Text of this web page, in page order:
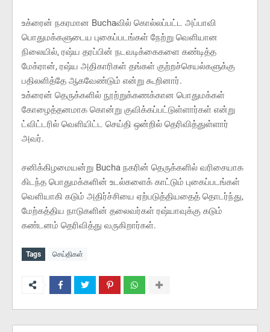
உக்ரைன் நகரமான Buchaவில் கொல்லப்பட்ட அப்பாவி
பொதுமக்களுடைய புகைப்படங்கள் நேற்று வெளியான
நிலையில், ரஷ்ய தரப்பின் நடவடிக்கைகளை கண்டித்த
மேக்ரான், ரஷ்ய அதிகாரிகள் தங்கள் குற்றச்செயல்களுக்கு
பதிலளித்தே ஆகவேண்டும் என்று கூறினார்.
உக்ரைன் தெருக்களில் நூற்றுக்கணக்கான பொதுமக்கள்
கோழைத்தனமாக கொன்று குவிக்கப்பட்டுள்ளார்கள் என்று
ட்விட்டரில் வெளியிட்ட செய்தி ஒன்றில் தெரிவித்துள்ளார்
அவர்.
சனிக்கிழமையன்று Bucha நகரின் தெருக்களில் வரிசையாக
கிடந்த பொதுமக்களின் உடல்களைக் காட்டும் புகைப்படங்கள்
வெளியாகி கடும் அதிர்ச்சியை ஏற்படுத்தியதைத் தொடர்ந்து,
மேற்கத்திய நாடுகளின் தலைவர்கள் ரஷ்யாவுக்கு கடும்
கண்டனம் தெரிவித்து வருகிறார்கள்.
Tags செய்திகள்